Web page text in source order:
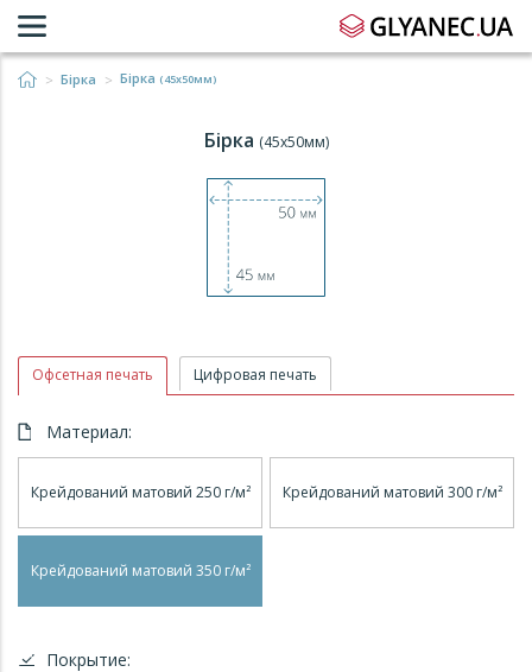
Бірка Бірка (45x50мм)
Бірка (45x50мм)
Офсетная печать Цифровая печать
Материал:
Крейдований матовий 250 г/м² Крейдований матовий 300 г/м²
Крейдований матовий 350 г/м²
Покрытие: